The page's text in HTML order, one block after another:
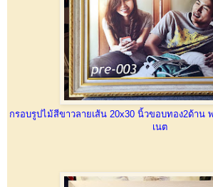
กรอบรูปไม้สีขาวลายเส้น 20x30 นิ้วขอบทอง2ด้าน
เนต